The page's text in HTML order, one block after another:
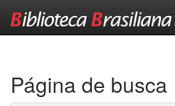
Página de busca